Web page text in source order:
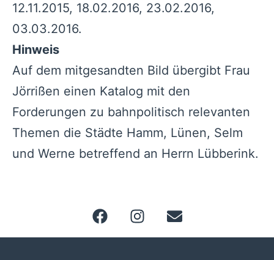
12.11.2015, 18.02.2016, 23.02.2016,
03.03.2016.
Hinweis
Auf dem mitgesandten Bild übergibt Frau
Jörrißen einen Katalog mit den
Forderungen zu bahnpolitisch relevanten
Themen die Städte Hamm, Lünen, Selm
und Werne betreffend an Herrn Lübberink.